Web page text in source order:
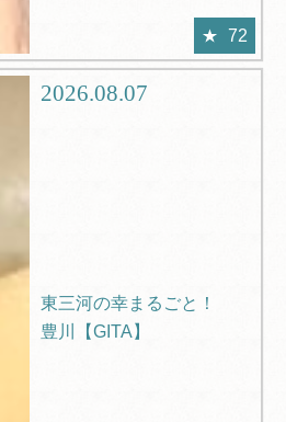
72
2026.08.07
東三河の幸まるごと！
豊川【GITA】